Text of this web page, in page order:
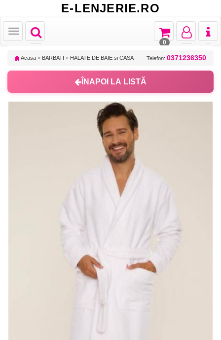
E-LENJERIE.RO
Toggle
navigation
Toggle
Toggle
navigation
Toggle
navigation
Toggle
navigation
0
Acasa » BARBATI » HALATE DE BAIE si CASA Telefon: 0371236350
ÎNAPOI LA LISTĂ